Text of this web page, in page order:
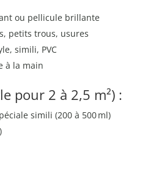
ou pellicule brillante
petits trous, usures
simili, PVC
à la main
pour 2 à 2,5 m²) :
simili (200 à 500 ml)